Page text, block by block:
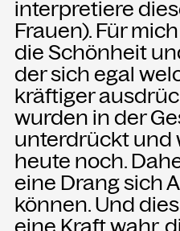
interpretiere
Frauen). Für
die Schönheit
der sich egal
kräftiger
wurden in der
unterdrückt und
heute noch.
eine Drang sich
können. Und
eine Kraft wahr,